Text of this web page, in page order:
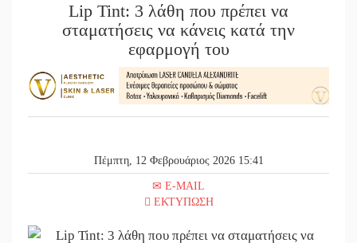
Lip Tint: 3 λάθη που πρέπει να
σταματήσεις να κάνεις κατά την
εφαρμογή του
Πέμπτη, 12 Φεβρουάριος 2026 15:41
E-MAIL
ΕΚΤΥΠΩΣΗ